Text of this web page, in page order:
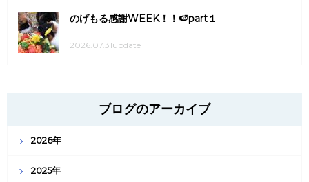
のげもる感謝WEEK！！🍉part１
2026.07.31update
ブログのアーカイブ
2026年
2025年